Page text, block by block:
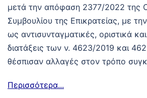
μετά την απόφαση 2377/2022 της
Συμβουλίου της Επικρατείας, με
ως αντισυνταγματικές, οριστικά
διατάξεις των ν. 4623/2019 και
θέσπισαν αλλαγές στον τρόπο
Περισσότερα...